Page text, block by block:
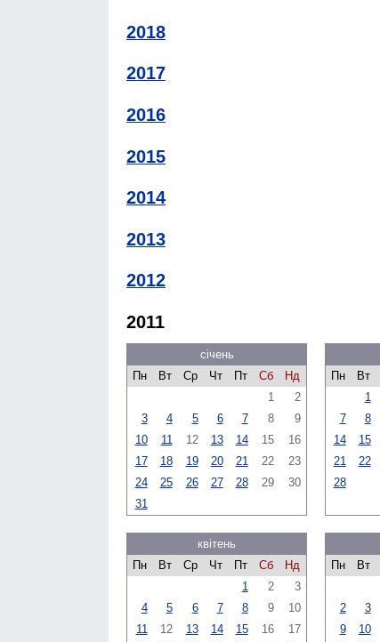
2018
2017
2016
2015
2014
2013
2012
2011
січень
Пн
Вт Ср Чт Пт Сб
Нд
1
2
3
4 5 6 7 8
9
10
11 12 13 14 15
16
17
18 19 20 21 22
23
24
25 26 27 28 29
30
31
Пн
Вт
1
7
8
14
15
21
22
28
квітень
Пн
Вт Ср Чт Пт Сб
Нд
1
2
3
4
5 6 7 8 9
10
11
12 13 14 15 16
17
Пн
Вт
2
3
9
10